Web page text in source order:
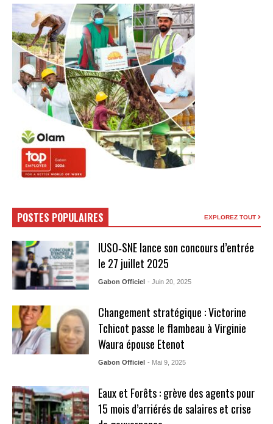
POSTES POPULAIRES EXPLOREZ TOUT
IUSO‑SNE lance son concours d’entrée
le 27 juillet 2025
Gabon Officiel - Juin 20, 2025
Changement stratégique : Victorine
Tchicot passe le flambeau à Virginie
Waura épouse Etenot
Gabon Officiel - Mai 9, 2025
Eaux et Forêts : grève des agents pour
15 mois d’arriérés de salaires et crise